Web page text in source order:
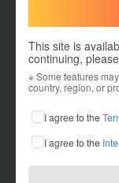
This site is
continuing,
※ Some features
country, region, or
I agree to the
I agree to the
これまでに3回支
在住国：日本 現在
出身国：日本 出身